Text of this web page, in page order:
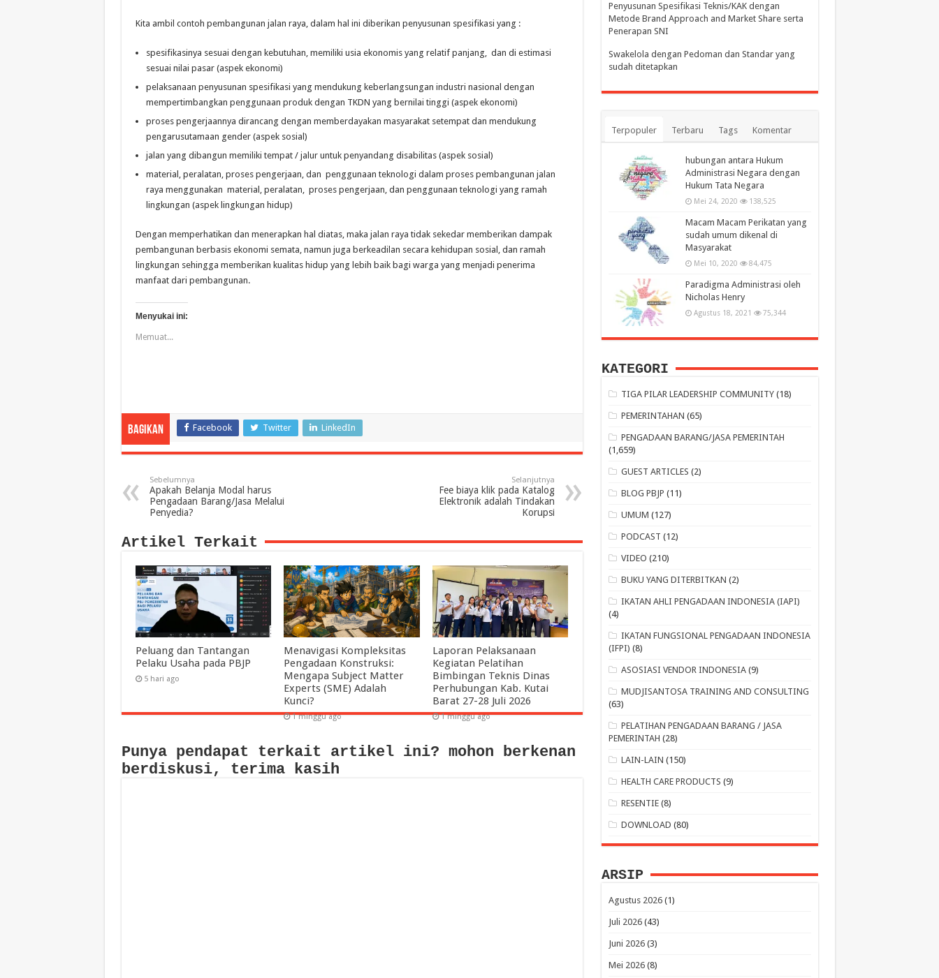
Kita ambil contoh pembangunan jalan raya, dalam hal ini diberikan penyusunan spesifikasi yang :
spesifikasinya sesuai dengan kebutuhan, memiliki usia ekonomis yang relatif panjang, dan di estimasi
sesuai nilai pasar (aspek ekonomi)
pelaksanaan penyusunan spesifikasi yang mendukung keberlangsungan industri nasional dengan
mempertimbangkan penggunaan produk dengan TKDN yang bernilai tinggi (aspek ekonomi)
proses pengerjaannya dirancang dengan memberdayakan masyarakat setempat dan mendukung
pengarusutamaan gender (aspek sosial)
jalan yang dibangun memiliki tempat / jalur untuk penyandang disabilitas (aspek sosial)
material, peralatan, proses pengerjaan, dan penggunaan teknologi dalam proses pembangunan jalan
raya menggunakan material, peralatan, proses pengerjaan, dan penggunaan teknologi yang ramah
lingkungan (aspek lingkungan hidup)
Dengan memperhatikan dan menerapkan hal diatas, maka jalan raya tidak sekedar memberikan dampak
pembangunan berbasis ekonomi semata, namun juga berkeadilan secara kehidupan sosial, dan ramah
lingkungan sehingga memberikan kualitas hidup yang lebih baik bagi warga yang menjadi penerima
manfaat dari pembangunan.
Menyukai ini:
Memuat...
Bagikan Facebook Twitter LinkedIn
Sebelumnya
Apakah Belanja Modal harus
Pengadaan Barang/Jasa Melalui
Penyedia?
Selanjutnya
Fee biaya klik pada Katalog
Elektronik adalah Tindakan
Korupsi
Artikel Terkait
Peluang dan Tantangan
Pelaku Usaha pada PBJP
5 hari ago
Menavigasi Kompleksitas
Pengadaan Konstruksi:
Mengapa Subject Matter
Experts (SME) Adalah
Kunci?
1 minggu ago
Laporan Pelaksanaan
Kegiatan Pelatihan
Bimbingan Teknis Dinas
Perhubungan Kab. Kutai
Barat 27-28 Juli 2026
1 minggu ago
Punya pendapat terkait artikel ini? mohon berkenan
berdiskusi, terima kasih
Penyusunan Spesifikasi Teknis/KAK dengan
Metode Brand Approach and Market Share serta
Penerapan SNI
Swakelola dengan Pedoman dan Standar yang
sudah ditetapkan
Terpopuler Terbaru Tags Komentar
hubungan antara Hukum
Administrasi Negara dengan
Hukum Tata Negara
Mei 24, 2020 138,525
Macam Macam Perikatan yang
sudah umum dikenal di
Masyarakat
Mei 10, 2020 84,475
Paradigma Administrasi oleh
Nicholas Henry
Agustus 18, 2021 75,344
KATEGORI
TIGA PILAR LEADERSHIP COMMUNITY (18)
PEMERINTAHAN (65)
PENGADAAN BARANG/JASA PEMERINTAH
(1,659)
GUEST ARTICLES (2)
BLOG PBJP (11)
UMUM (127)
PODCAST (12)
VIDEO (210)
BUKU YANG DITERBITKAN (2)
IKATAN AHLI PENGADAAN INDONESIA (IAPI)
(4)
IKATAN FUNGSIONAL PENGADAAN INDONESIA
(IFPI) (8)
ASOSIASI VENDOR INDONESIA (9)
MUDJISANTOSA TRAINING AND CONSULTING
(63)
PELATIHAN PENGADAAN BARANG / JASA
PEMERINTAH (28)
LAIN-LAIN (150)
HEALTH CARE PRODUCTS (9)
RESENTIE (8)
DOWNLOAD (80)
ARSIP
Agustus 2026(1)
Juli 2026(43)
Juni 2026(3)
Mei 2026(8)